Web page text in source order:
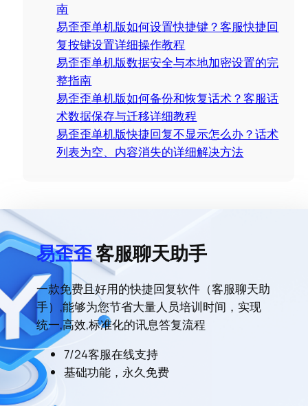
南
易歪歪单机版如何设置快捷键？客服快捷回
复按键设置详细操作教程
易歪歪单机版数据安全与本地加密设置的完
整指南
易歪歪单机版如何备份和恢复话术？客服话
术数据保存与迁移详细教程
易歪歪单机版快捷回复不显示怎么办？话术
列表为空、内容消失的详细解决方法
易歪歪客服聊天助手
一款免费且好用的快捷回复软件（客服聊天助
手）,能够为您节省大量人员培训时间，实现
统一,高效,标准化的讯息答复流程
7/24客服在线支持
基础功能，永久免费